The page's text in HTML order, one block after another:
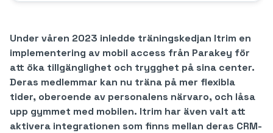
Under våren 2023 inledde träningskedjan Itrim en
implementering av mobil access från Parakey för
att öka tillgänglighet och trygghet på sina center.
Deras medlemmar kan nu träna på mer flexibla
tider, oberoende av personalens närvaro, och låsa
upp gymmet med mobilen. Itrim har även valt att
aktivera integrationen som finns mellan deras CRM-